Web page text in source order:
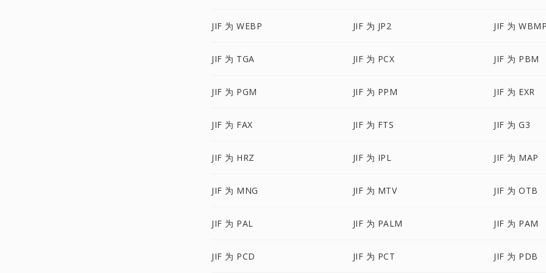
JIF 为 WEBP JIF 为 JP2 JIF 为
JIF 为 TGA JIF 为 PCX JIF 为 PBM
JIF 为 PGM JIF 为 PPM JIF 为 EXR
JIF 为 FAX JIF 为 FTS JIF 为 G3
JIF 为 HRZ JIF 为 IPL JIF 为 MAP
JIF 为 MNG JIF 为 MTV JIF 为 OTB
JIF 为 PAL JIF 为 PALM JIF 为 PAM
JIF 为 PCD JIF 为 PCT JIF 为 PDB